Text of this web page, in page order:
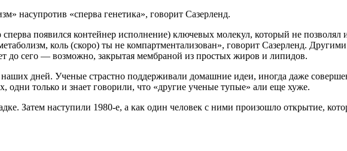
насупротив «сперва генетика», говорит Сазерленд.
появился контейнер исполнение) ключевых молекул, который не позволял
коль (скоро) ты не компартментализован», говорит Сазерленд.
до сего — возможно, закрытая мембраной из простых жиров и липидов.
дней. Ученые страстно поддерживали домашние идеи, иногда даже
одни только и знает говорили, что «другие ученые тупые» али еще хуже.
Затем наступили 1980-е, а как один человек с ними произошло открытие,